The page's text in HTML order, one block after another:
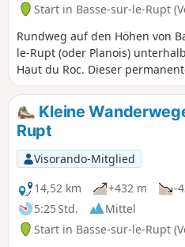
Start in Basse-sur-le-Rupt
Rundweg auf den Höhen von
le-Rupt (oder Planois)
Haut du Roc. Dieser
Rundweg wurde vom
Planois angelegt. Sie kann in
Richtungen begangen werden.
Kleine
Rupt
Visorando-Mitglied
14,52 km
+432 m
-
5:25 Std.
Mittel
Start in Basse-sur-le-Rupt